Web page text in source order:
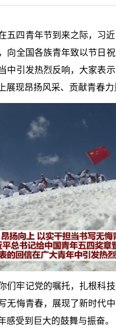
五四青年节到来之际，习
向全国各族青年致以节日祝
中引发热烈反响，大家表
现昂扬风采、贡献青春力
们牢记党的嘱托，扎根科
无悔青春，展现了新时代
感受到巨大的鼓舞与振奋。